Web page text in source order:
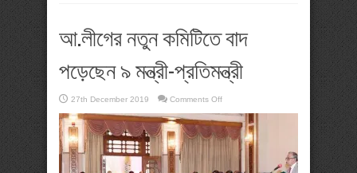
আ.লীগের নতুন কমিটিতে বাদ
পড়েছেন ৯ মন্ত্রী-প্রতিমন্ত্রী
27th December 2019 Comments Offon
নতুন
কমিটিতে
বাদ